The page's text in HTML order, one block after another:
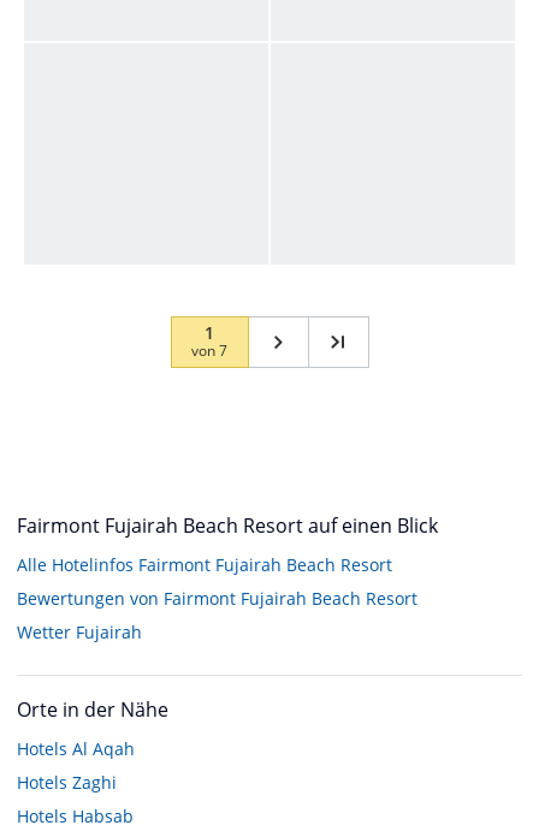
1
von7
Fairmont Fujairah Beach Resort auf einen Blick
Alle Hotelinfos Fairmont Fujairah Beach Resort
Bewertungen von Fairmont Fujairah Beach Resort
Wetter Fujairah
Orte in der Nähe
Hotels Al Aqah
Hotels Zaghi
Hotels Habsab